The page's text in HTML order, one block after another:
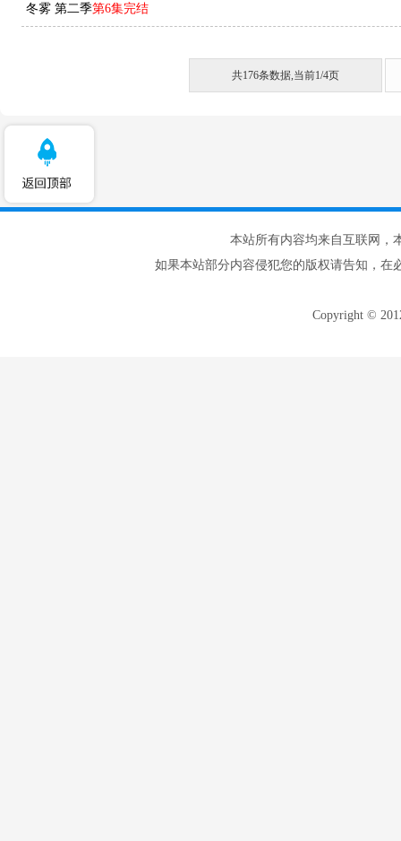
冬雾 第二季第6集完结
共176条数据,当前1/4页
本站所有内容均来自互联网，
如果本站部分内容侵犯您的版权请告知，在
Copyright ©